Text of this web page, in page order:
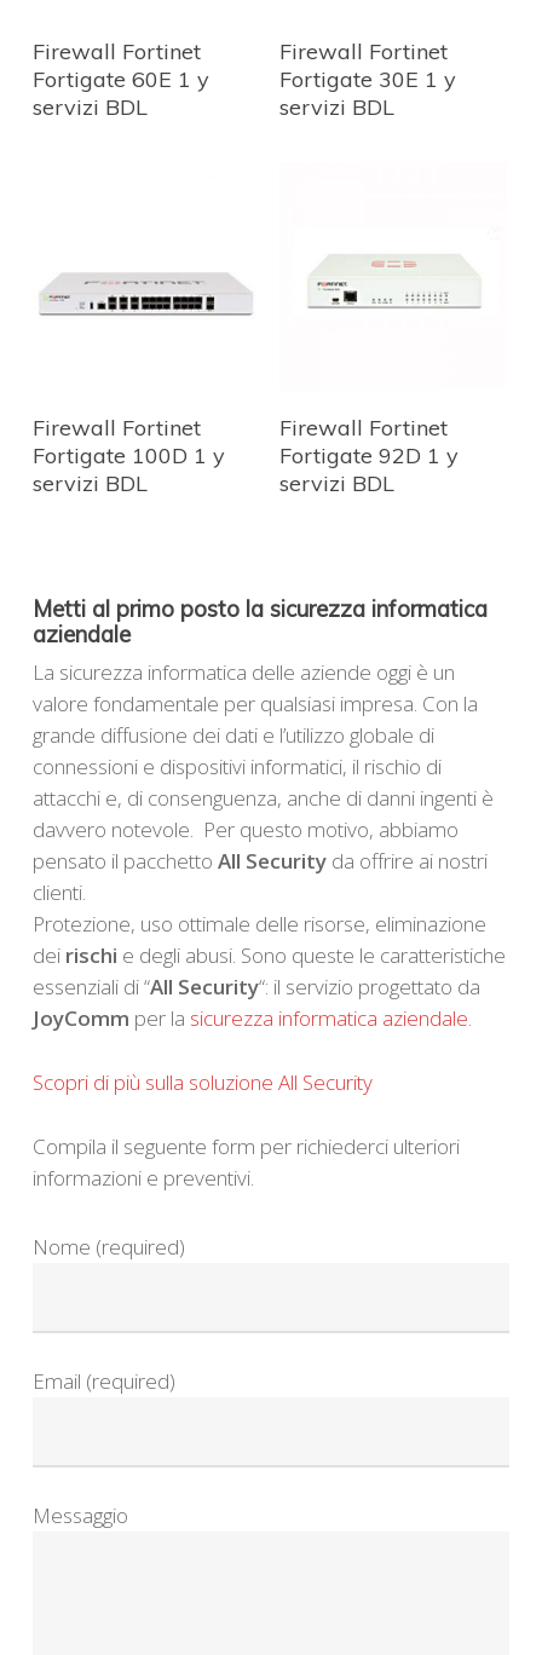
Firewall Fortinet
Fortigate 60E 1 y
servizi BDL
Firewall Fortinet
Fortigate 30E 1 y
servizi BDL
Firewall Fortinet
Fortigate 100D 1 y
servizi BDL
Firewall Fortinet
Fortigate 92D 1 y
servizi BDL
Metti al primo posto la sicurezza informatica
aziendale
La sicurezza informatica delle aziende oggi è un
valore fondamentale per qualsiasi impresa. Con la
grande diffusione dei dati e l’utilizzo globale di
connessioni e dispositivi informatici, il rischio di
attacchi e, di consenguenza, anche di danni ingenti è
davvero notevole. Per questo motivo, abbiamo
pensato il pacchetto All Securityda offrire ai nostri
clienti.
Protezione, uso ottimale delle risorse, eliminazione
dei rischi e degli abusi. Sono queste le caratteristiche
essenziali di “All Security“: il servizio progettato da
JoyComm per la sicurezza informatica aziendale.
Scopri di più sulla soluzione All Security
Compila il seguente form per richiederci ulteriori
informazioni e preventivi.
Nome (required)
Email (required)
Messaggio